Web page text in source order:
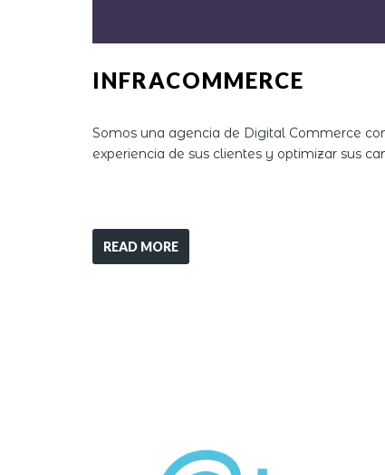
INFRACOMMERCE
Somos una agencia de Digital Commerce
experiencia de sus clientes y optimizar sus
READ MORE